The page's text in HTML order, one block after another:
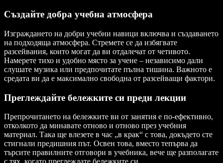
Създайте добра учебна атмосфера
Изграждането на добри учебни навици включва и създаването
на подходяща атмосфера. Стремете се да избягвате
разсейвания, които могат да ви отдалечат от четивото.
Намерете тихо и удобно място за учене – независимо дали
слушате музика или предпочитате пълна тишина. Важното е
средата ви да е максимално свободна от разсейващи фактори.
Преглеждайте бележките си преди лекции
Препрочитането на бележките ви от занятия е по-ефективно,
отколкото да минавате отново и отново през учебния
материал. Така ще влезете в час „в крак“ с това, докъдето сте
стигнали предишния път. Освен това, вместо тепърва да
търсите правилните отговори в учебника, вече ще разполагате